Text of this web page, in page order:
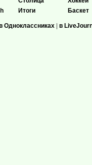
Итоги
Баскет
Одноклассниках | в